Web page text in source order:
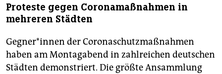
Proteste gegen Coronamaßnahmen in
mehreren Städten
Geg­ne­r*in­nen der Coronaschutzmaßnahmen
haben am Montagabend in zahlreichen deutschen
Städten demonstriert. Die größte Ansammlung